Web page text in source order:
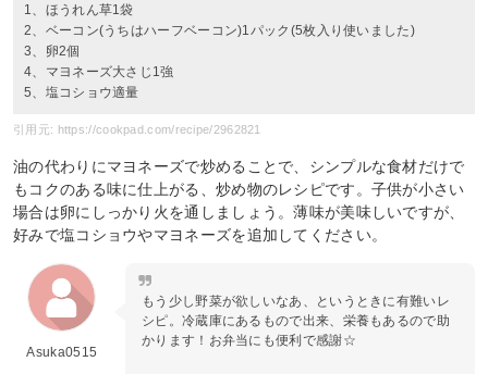
1、ほうれん草1袋
2、ベーコン(うちはハーフベーコン)1パック(5枚入り使いました)
3、卵2個
4、マヨネーズ大さじ1強
5、塩コショウ適量
引用元: https://cookpad.com/recipe/2962821
油の代わりにマヨネーズで炒めることで、シンプルな食材だけで
もコクのある味に仕上がる、炒め物のレシピです。子供が小さい
場合は卵にしっかり火を通しましょう。薄味が美味しいですが、
好みで塩コショウやマヨネーズを追加してください。
Asuka0515
もう少し野菜が欲しいなあ、というときに有難いレ
シピ。冷蔵庫にあるもので出来、栄養もあるので助
かります！お弁当にも便利で感謝☆